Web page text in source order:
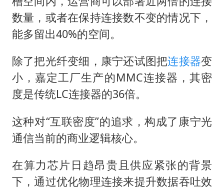
数量，或者在保持连接数不变的情况下，
能多留出40%的空间。
除了把光纤变细，康宁还试图把连接器变
小，嘉定工厂生产的MMC连接器，其密
度是传统LC连接器的36倍。
这种对“互联密度”的追求，构成了康宁光
通信当前的商业逻辑核心。
在算力芯片日趋昂贵且供应紧张的背景
下，通过优化物理连接来提升数据吞吐效